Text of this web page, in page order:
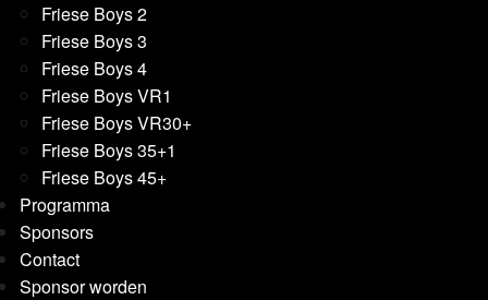
Friese Boys 2
Friese Boys 3
Friese Boys 4
Friese Boys VR1
Friese Boys VR30+
Friese Boys 35+1
Friese Boys 45+
Programma
Sponsors
Contact
Sponsor worden